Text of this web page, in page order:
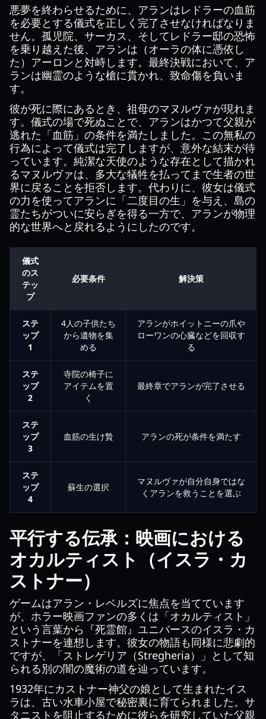
悪夢を終わらせるために、アランはレドラーの血筋
を必要とする儀式を正しく完了させなければなりま
せん。孤児院、サーカス、そしてレドラー邸の恐怖
を乗り越えた後、アランは（オーラの体に憑依し
た）アーロンと対峙します。最終決戦において、ア
ランは幽霊のような槍に貫かれ、致命傷を負いま
す。
彼が死に際にあるとき、祖母のマヌルヴァが現れま
す。儀式の場で死ぬことで、アランはかつて父親が
逃れた「血筋」の条件を満たしました。この無私の
行為によって儀式は完了しますが、意外な結末が待
っています。純潔な天使のような存在として描かれ
るマヌルヴァは、多大な犠牲を払ってまで生者の世
界に戻ることを拒否します。代わりに、彼女は儀式
の力を使ってアランに「二度目の生」を与え、島の
霊たちがついに安らぎを得る一方で、アランが物理
的な世界へと戻れるようにしたのです。
儀式
のス
テッ
プ
必要条件 解決策
ステ
ップ
1
4人の子供たち
から遺物を集
める
アランがホイットニーの爪や
ローワンの心臓などを回収す
る
ステ
ップ
2
寺院の椅子に
アイテムを置
く
最終章でアランが完了させる
ステ
ップ
3
血筋の生け贄 アランの死が条件を満たす
ステ
ップ
4
蘇生の選択
マヌルヴァが自分自身ではな
くアランを救うことを選ぶ
平行する伝承：映画における
オカルティスト（イスラ・カ
ストナー）
ゲームはアラン・レベルズに焦点を当てています
が、ホラー映画ファンの多くは「オカルティスト」
という言葉から『死霊館』ユニバースのイスラ・カ
ストナーを連想します。彼女の物語も同様に悲劇的
ですが、「ストレゲリア（Stregheria）」として知
られる別の闇の魔術の道を辿っています。
1932年にカストナー神父の娘として生まれたイス
ラは、古い水車小屋で秘密裏に育てられました。サ
タニストを阻止するために彼らを研究していた父親